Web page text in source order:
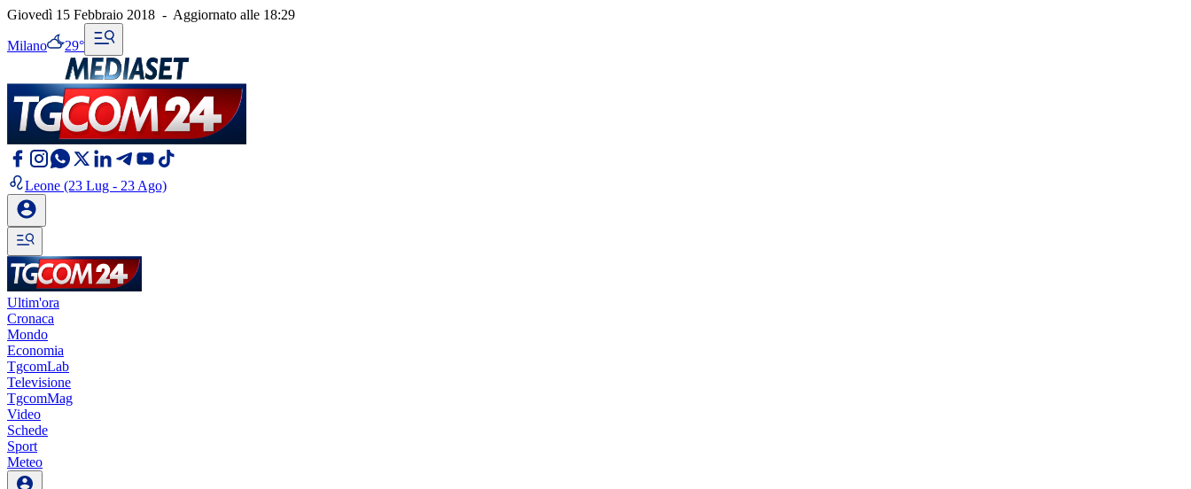
Giovedì 15 Febbraio 2018 - Aggiornato alle 18:29
Milano 29°
Leone (23 Lug - 23 Ago)
Ultim'ora
Cronaca
Mondo
Economia
TgcomLab
Televisione
TgcomMag
Video
Schede
Sport
Meteo